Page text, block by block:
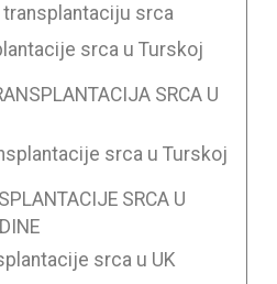
transplantaciju srca
srca u Turskoj
SRCA U
srca u Turskoj
SRCA U
srca u UK